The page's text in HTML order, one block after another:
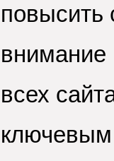
повысить
всех